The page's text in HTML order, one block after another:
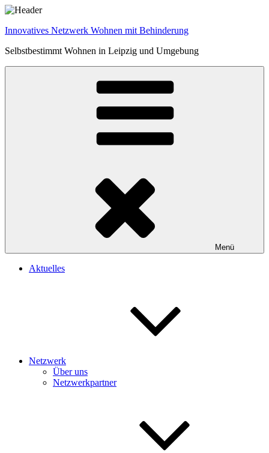
Zum
springen
Innovatives Netzwerk Wohnen mit Behinderung
Selbstbestimmt Wohnen in Leipzig und Umgebung
Menü
Aktuelles
Netzwerk
Über uns
Netzwerkpartner